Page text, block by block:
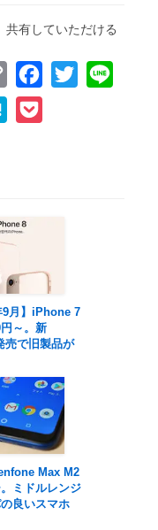
共有していただける
Copy
Link
Facebook
Twitter
Hatena
9月】iPhone 7
～。新
売で旧製品が
Max M2
ミドルレンジ
良いスマホ